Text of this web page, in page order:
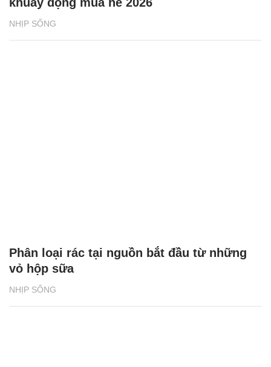
NHỊP SỐNG
NHỊP SỐNG
Phân loại rác tại nguồn bắt đầu từ những
vỏ hộp sữa